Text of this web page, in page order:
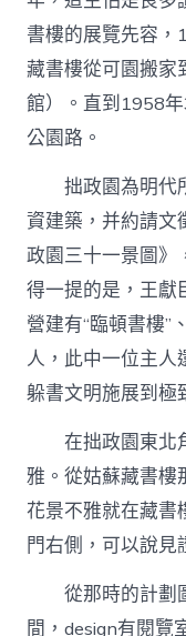
書樓的展覽先容，
藏書樓從可園搬家
館）。直到1958
公園路。
拙政園為明代
資建築，并約請文
政園三十一景圖》
得一提的是，王獻
營建有“臨頓書樓”
人，此中一位主人
躲書文明施展到極
在拙政園東北
雅。從姑蘇藏書樓
花景不雅就在藏書
門右側，可以說見
從那時的計劃
間，design有閱覽